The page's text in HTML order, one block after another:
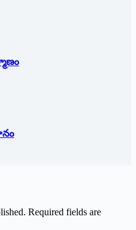
Required fields are